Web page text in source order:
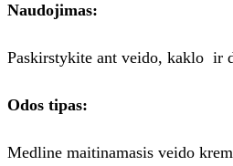
Naudojimas:
Paskirstykite ant veido, kaklo ir
Odos tipas:
Medline maitinamasis veido